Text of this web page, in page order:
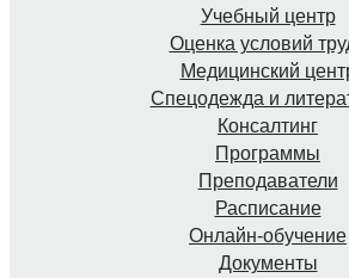
Учебный центр
Оценка условий
Медицинский
Спецодежда и
Консалтинг
Программы
Преподаватели
Расписание
Онлайн-обучение
Документы